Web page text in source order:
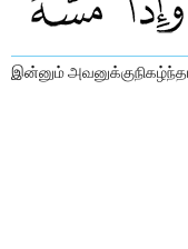
இன்னும்